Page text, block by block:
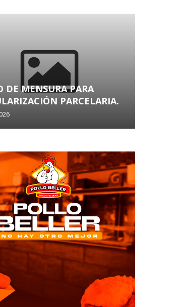
DE MENSURA PARA
PARCELARIA.